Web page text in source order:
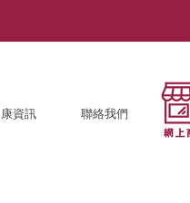
資訊 聯絡我們